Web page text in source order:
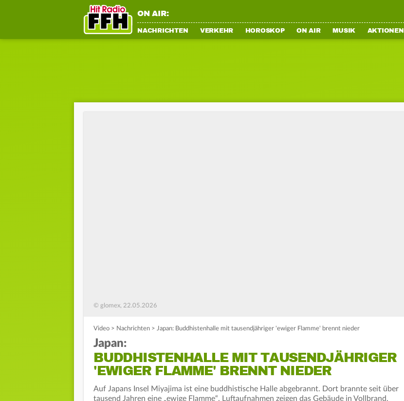
ON AIR:
NACHRICHTEN VERKEHR HOROSKOP ON AIR MUSIK AKTIONEN
© glomex, 22.05.2026
Video > Nachrichten > Japan: Buddhistenhalle mit tausendjähriger 'ewiger Flamme' brennt nieder
Japan:
BUDDHISTENHALLE MIT TAUSENDJÄHRIGER
'EWIGER FLAMME' BRENNT NIEDER
Auf Japans Insel Miyajima ist eine buddhistische Halle abgebrannt. Dort brannte seit über
tausend Jahren eine „ewige Flamme“. Luftaufnahmen zeigen das Gebäude in Vollbrand.